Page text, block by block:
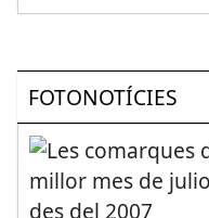
FOTONOTÍCIES